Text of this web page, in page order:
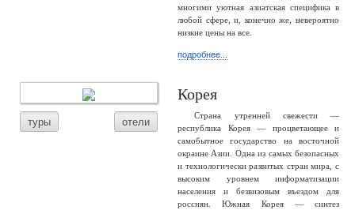
многими уютная азиатская специфика в
любой сфере, и, конечно же, невероятно
низкие цены на все.
подробнее...
туры отели
Корея
Страна утренней свежести —
республика Корея — процветающее и
самобытное государство на восточной
окраине Азии. Одна из самых безопасных
и технологически развитых стран мира, с
высоким уровнем информатизации
населения и безвизовым въездом для
россиян. Южная Корея — синтез